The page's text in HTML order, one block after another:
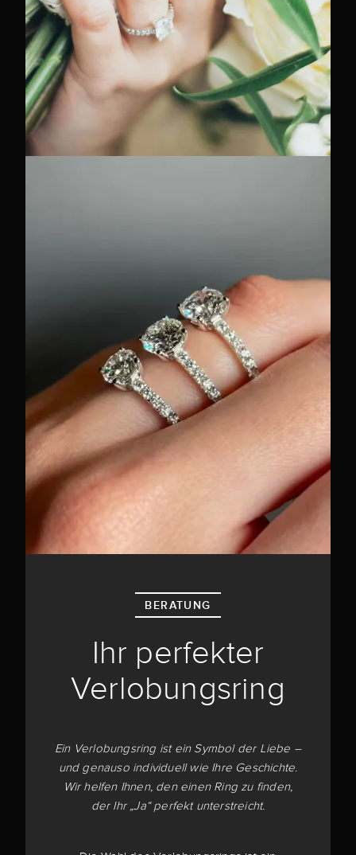
BERATUNG
Ihr perfekter
Verlobungsring
Ein Verlobungsring ist ein Symbol der Liebe –
und genauso individuell wie Ihre Geschichte.
Wir helfen Ihnen, den einen Ring zu finden,
der Ihr „Ja“ perfekt unterstreicht.